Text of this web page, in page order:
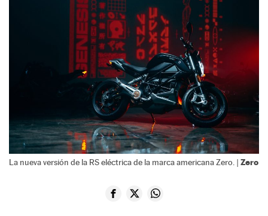
La nueva versión de la RS eléctrica de la marca americana Zero. | Zero